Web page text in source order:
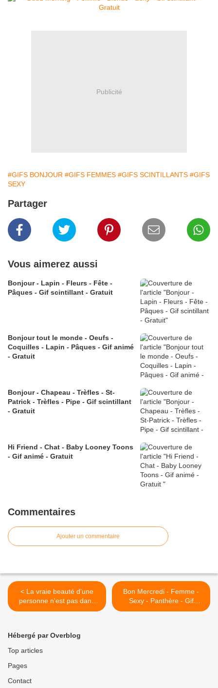
Publicité
#GIFS BONJOUR #GIFS FEMMES #GIFS SCINTILLANTS #GIFS
SEXY
Partager
Vous aimerez aussi
Bonjour - Lapin - Fleurs - Fête -
Pâques - Gif scintillant - Gratuit
Bonjour tout le monde - Oeufs -
Coquilles - Lapin - Pâques - Gif animé
- Gratuit
Bonjour - Chapeau - Trèfles - St-
Patrick - Trèfles - Pipe - Gif scintillant
- Gratuit
Hi Friend - Chat - Baby Looney Toons
- Gif animé - Gratuit
Commentaires
Ajouter un commentaire
< La vraie beauté d'une
personne n'est pas dans
son physique, mais dans sa
scintillant - Gratuit
Bon Mercredi - Femme -
Sexy - Panthère - Gif
scintillant - Gratuit >
Hébergé par Overblog
Top articles
Pages
Contact